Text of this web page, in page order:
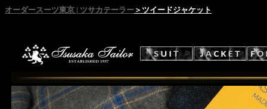
オーダースーツ東京 | ツサカテーラー ＞ツイードジャケット